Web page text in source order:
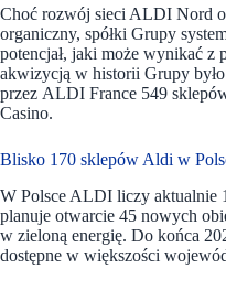
Choć rozwój sieci ALDI Nord
organiczny, spółki Grupy
potencjał, jaki może wynikać z
akwizycją w historii Grupy
przez ALDI France 549
Casino.
Blisko 170 sklepów Aldi w
W Polsce ALDI liczy aktualnie
planuje otwarcie 45 nowych
w zieloną energię. Do końca
dostępne w większości